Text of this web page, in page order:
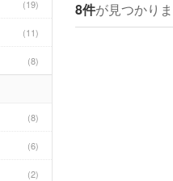
19
11
8
8
6
2
8件が見つかり